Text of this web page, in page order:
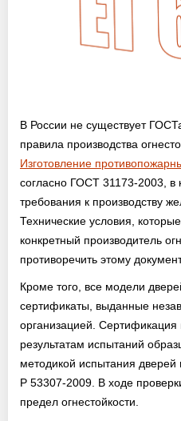
В России не существует
правила производства
Изготовление
согласно ГОСТ 31173-2003,
требования к производству
Технические условия,
конкретный производитель
противоречить этому
Кроме того, все модели
сертификаты, выданные
организацией. Сертификация
результатам испытаний
методикой испытания
Р 53307-2009. В ходе
предел огнестойкости.